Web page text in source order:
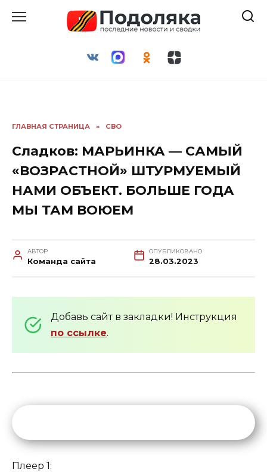
ГЛАВНАЯ СТРАНИЦА » СВО
Сладков: МАРЬИНКА — САМЫЙ
«ВОЗРАСТНОЙ» ШТУРМУЕМЫЙ
НАМИ ОБЪЕКТ. БОЛЬШЕ ГОДА
МЫ ТАМ ВОЮЕМ
АВТОР
Команда сайта
ОПУБЛИКОВАНО
28.03.2023
Добавь сайт в закладки! Инструкция
по ссылке.
Плеер 1: